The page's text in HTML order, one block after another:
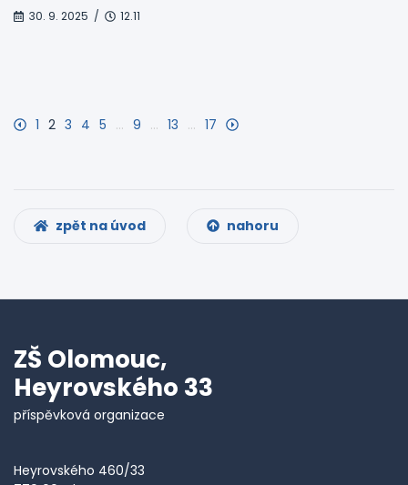
30. 9. 2025 / 12.11
1 2 3 4 5 … 9 … 13 … 17
zpět na úvod nahoru
ZŠ Olomouc,
Heyrovského 33
příspěvková organizace
Heyrovského 460/33